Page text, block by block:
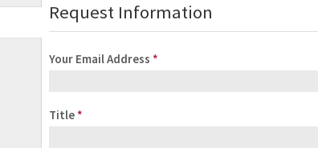
Request Information
Your Email Address *
Title *